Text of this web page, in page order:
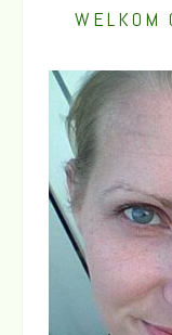
WELKOM